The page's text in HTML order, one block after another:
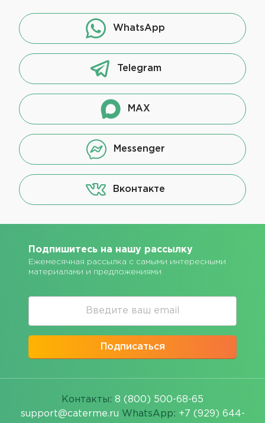
WhatsApp
Telegram
MAX
Messenger
Вконтакте
Подпишитесь на нашу рассылку
Ежемесячная рассылка с самыми интересными
материалами и предложениями
Подписаться
Контакты: 8 (800) 500-68-65
support@caterme.ru WhatsApp: +7 (929) 644-